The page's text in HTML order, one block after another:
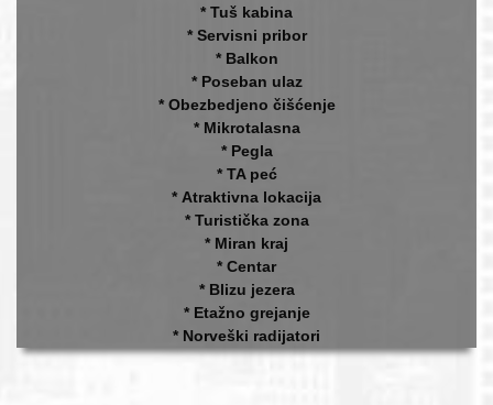
* Tuš kabina
* Servisni pribor
* Balkon
* Poseban ulaz
* Obezbedjeno čišćenje
* Mikrotalasna
* Pegla
* TA peć
* Atraktivna lokacija
* Turistička zona
* Miran kraj
* Centar
* Blizu jezera
* Etažno grejanje
* Norveški radijatori